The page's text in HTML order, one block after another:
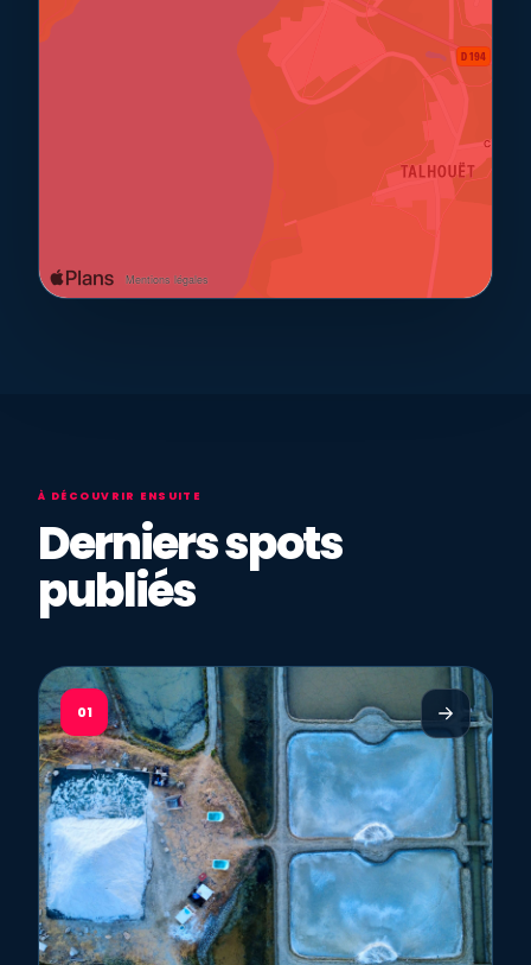
À DÉCOUVRIR ENSUITE
Derniers spots
publiés
01